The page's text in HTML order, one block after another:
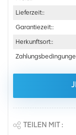
Lieferzeit::
Garantiezeit::
Herkunftsort::
TEILEN MIT :